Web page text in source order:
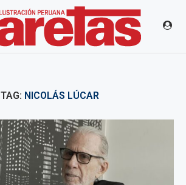
TAG: NICOLÁS LÚCAR